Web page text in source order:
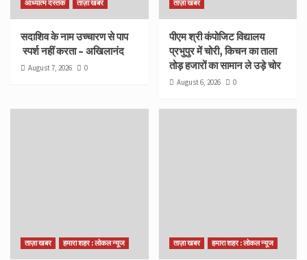
आध्यात्म दस्तक ताज़ा खबर
सदाशिव के नाम उच्चारण से पाप
स्पर्श नहीं करता – अखिलानंद
August 7, 2026 0
ताज़ा खबर
पीएम श्री कंपोजिट विद्यालय
प्रभुपुर में चोरी, किचन का ताला
तोड़ हजारों का सामान ले उड़े चोर
August 6, 2026 0
ताज़ा खबर हमारा शहर : लोकल न्यूज ताज़ा खबर हमारा शहर : लोकल न्यूज